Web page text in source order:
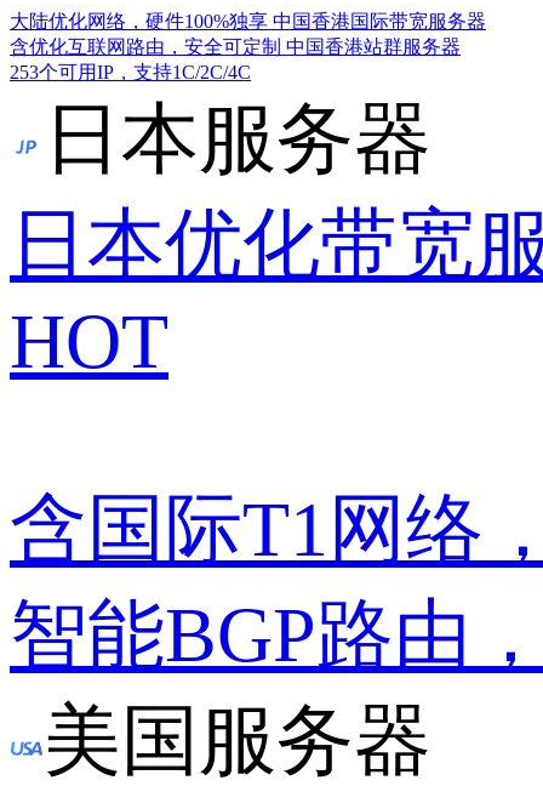
大陆优化网络，硬件100%独享 中国香港国际带宽服务器
含优化互联网路由，安全可定制 中国香港站群服务器
253个可用IP，支持1C/2C/4C
日本服务器
日本优化带宽
HOT
含国际T1网络
智能BGP路由
美国服务器